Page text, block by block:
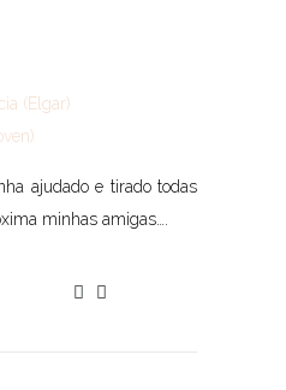
(Elgar)
ajudado e tirado todas
minhas amigas….